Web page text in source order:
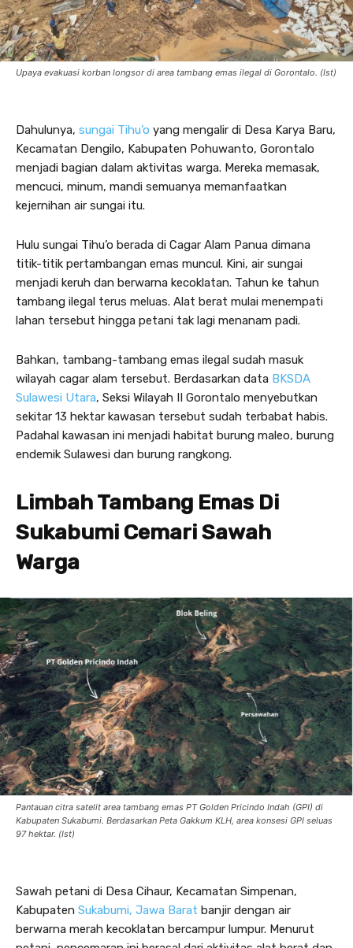
Upaya evakuasi korban longsor di area tambang emas ilegal di Gorontalo. (Ist)
Dahulunya, sungai Tihu’o yang mengalir di Desa Karya Baru,
Kecamatan Dengilo, Kabupaten Pohuwanto, Gorontalo
menjadi bagian dalam aktivitas warga. Mereka memasak,
mencuci, minum, mandi semuanya memanfaatkan
kejernihan air sungai itu.
Hulu sungai Tihu’o berada di Cagar Alam Panua dimana
titik-titik pertambangan emas muncul. Kini, air sungai
menjadi keruh dan berwarna kecoklatan. Tahun ke tahun
tambang ilegal terus meluas. Alat berat mulai menempati
lahan tersebut hingga petani tak lagi menanam padi.
Bahkan, tambang-tambang emas ilegal sudah masuk
wilayah cagar alam tersebut. Berdasarkan data BKSDA
Sulawesi Utara, Seksi Wilayah II Gorontalo menyebutkan
sekitar 13 hektar kawasan tersebut sudah terbabat habis.
Padahal kawasan ini menjadi habitat burung maleo, burung
endemik Sulawesi dan burung rangkong.
Limbah Tambang Emas Di
Sukabumi Cemari Sawah
Warga
Pantauan citra satelit area tambang emas PT Golden Pricindo Indah (GPI) di
Kabupaten Sukabumi. Berdasarkan Peta Gakkum KLH, area konsesi GPI seluas
97 hektar. (Ist)
Sawah petani di Desa Cihaur, Kecamatan Simpenan,
Kabupaten Sukabumi, Jawa Barat banjir dengan air
berwarna merah kecoklatan bercampur lumpur. Menurut